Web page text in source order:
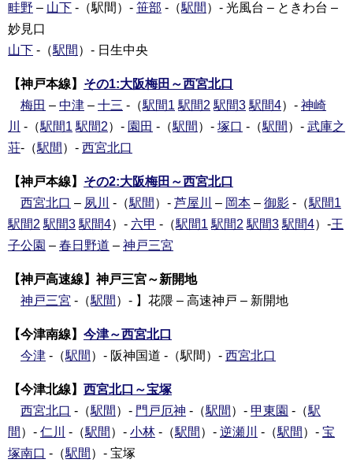
畦野 – 山下 -（駅間）- 笹部 -（駅間 ）- 光風台 – ときわ台 –
妙見口
山下 -（駅間 ）- 日生中央
【神戸本線】 その1:大阪梅田～西宮北口
梅田 – 中津 – 十三 -（駅間1 駅間2 駅間3 駅間4）- 神崎
川
-（駅間1 駅間2）- 園田 -（駅間 ）- 塚口 -（駅間 ）- 武庫之
荘-（駅間 ）- 西宮北口
【神戸本線】 その2:大阪梅田～西宮北口
西宮北口 – 夙川 -（駅間 ）- 芦屋川 – 岡本 – 御影 -（駅間1
駅間2 駅間3 駅間4）- 六甲 -（駅間1 駅間2 駅間3 駅間4）-王
子公園 – 春日野道 – 神戸三宮
【神戸高速線】神戸三宮～新開地
神戸三宮 -（駅間 ）- 】花隈 – 高速神戸 – 新開地
【今津南線】 今津～西宮北口
今津 -（駅間 ）- 阪神国道 -（駅間）- 西宮北口
【今津北線】 西宮北口～宝塚
西宮北口 -（駅間 ）- 門戸厄神 -（駅間 ）- 甲東園 -（駅
間 ）- 仁川 -（駅間 ）- 小林 -（駅間 ）- 逆瀬川 -（駅間 ）- 宝
塚南口 -（駅間 ）- 宝塚